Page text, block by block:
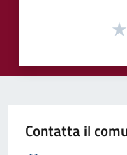
Contatta il